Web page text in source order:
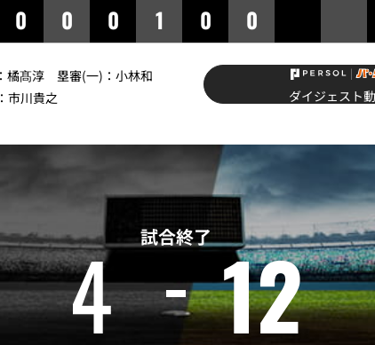
0 0 0 1 0 0
橘髙淳 塁審(一)：小林和
川貴之
ダイジェスト
試合終了
4 12